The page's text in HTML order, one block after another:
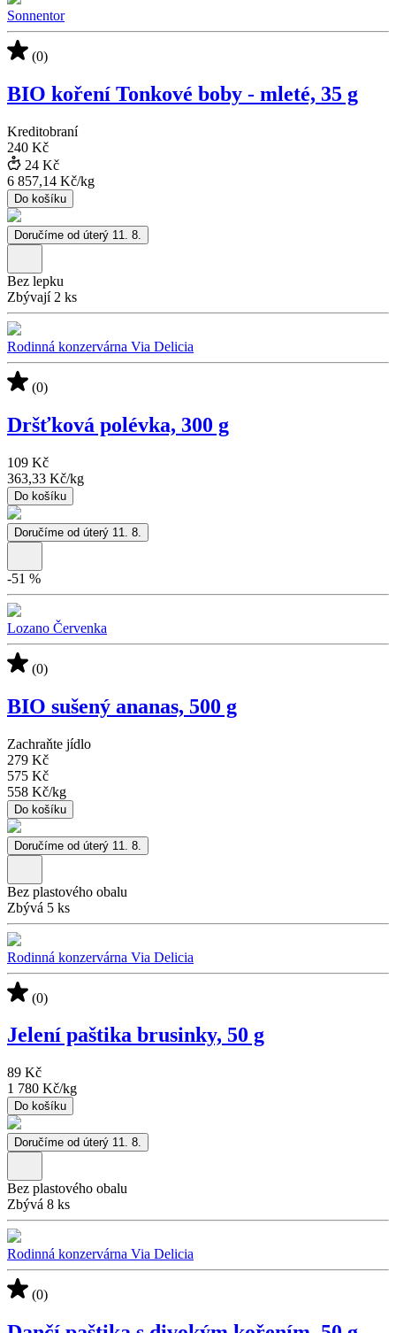
Sonnentor
(0)
BIO koření Tonkové boby - mleté, 35 g
Kreditobraní
240 Kč
24 Kč
6 857,14 Kč/kg
Do košíku
Doručíme od úterý 11. 8.
Bez lepku
Zbývají 2 ks
Rodinná konzervárna Via Delicia
(0)
Dršťková polévka, 300 g
109 Kč
363,33 Kč/kg
Do košíku
Doručíme od úterý 11. 8.
-51 %
Lozano Červenka
(0)
BIO sušený ananas, 500 g
Zachraňte jídlo
279 Kč
575 Kč
558 Kč/kg
Do košíku
Doručíme od úterý 11. 8.
Bez plastového obalu
Zbývá 5 ks
Rodinná konzervárna Via Delicia
(0)
Jelení paštika brusinky, 50 g
89 Kč
1 780 Kč/kg
Do košíku
Doručíme od úterý 11. 8.
Bez plastového obalu
Zbývá 8 ks
Rodinná konzervárna Via Delicia
(0)